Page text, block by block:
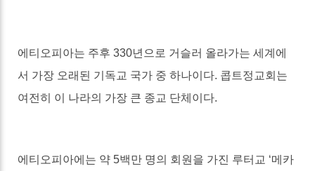
에티오피아는 주후330년으로 거슬러 올라가는 세계에
서 가장 오래된 기독교 국가 중 하나이다. 콥트정교회는
여전히 이 나라의 가장 큰 종교 단체이다.
에티오피아에는 약 5백만 명의 회원을 가진 루터교 ‘메카